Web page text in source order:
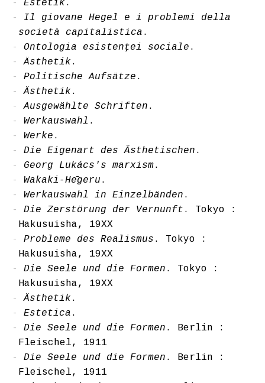
Estetik .
Il giovane Hegel e i problemi della
società capitalistica .
Ontologia esistenţei sociale .
Ästhetik .
Politische Aufsätze .
Ästhetik .
Ausgewählte Schriften .
Werkauswahl .
Werke .
Die Eigenart des Ästhetischen .
Georg Lukács's marxism.
Wakaki-Hēgeru .
Werkauswahl in Einzelbänden .
Die Zerstörung der Vernunft . Tokyo :
Hakusuisha, 19XX
Probleme des Realismus . Tokyo :
Hakusuisha, 19XX
Die Seele und die Formen . Tokyo :
Hakusuisha, 19XX
Ästhetik .
Estetica .
Die Seele und die Formen . Berlin :
Fleischel, 1911
Die Seele und die Formen . Berlin :
Fleischel, 1911